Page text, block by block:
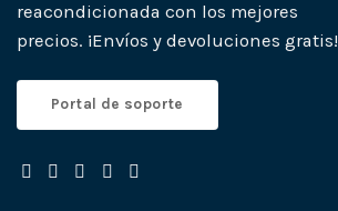
reacondicionada con los mejores
precios. ¡Envíos y devoluciones gratis!
Portal de soporte